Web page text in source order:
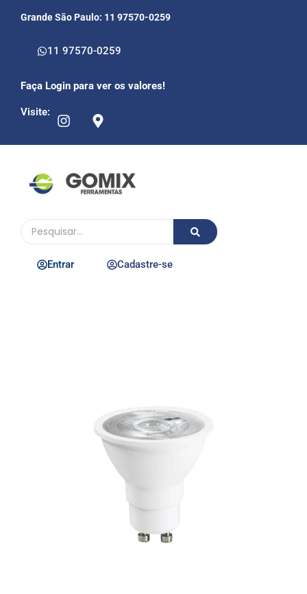
Grande São Paulo: 11 97570-0259
11 97570-0259
Faça Login para ver os valores!
Visite:
Entrar Cadastre-se